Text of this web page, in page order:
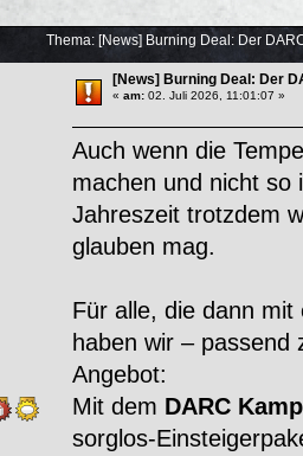
Thema: [News] Burning Deal: Der
[News] Burning Deal: Der
«am: 02. Juli 2026, 11:01:07 »
Auch wenn die
machen und nicht so
Jahreszeit trotzdem
glauben mag.
Für alle, die dann
haben wir –
Angebot:
Mit dem DARC
sorglos-